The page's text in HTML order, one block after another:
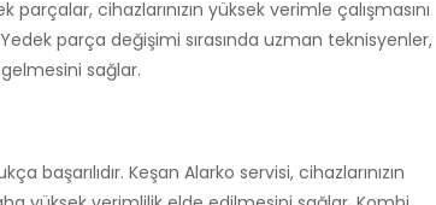
cihazlarınızın yüksek verimle çalışmasını
parça değişimi sırasında uzman teknisyenler,
sağlar.
başarılıdır. Keşan Alarko servisi, cihazlarınızın